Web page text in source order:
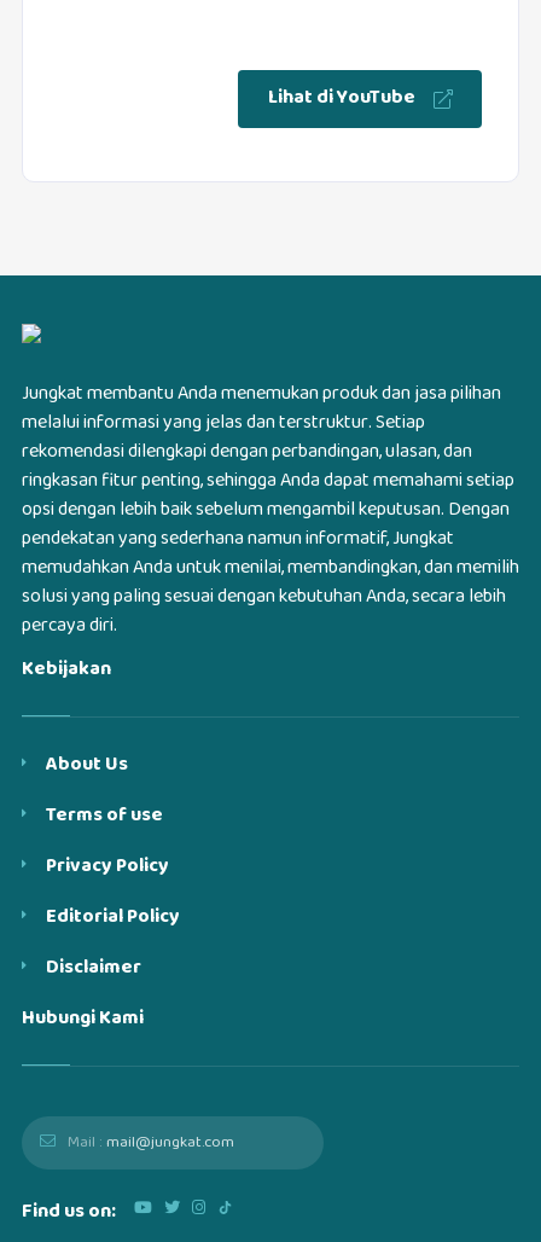
Lihat di YouTube
Jungkat membantu Anda menemukan produk dan jasa pilihan
melalui informasi yang jelas dan terstruktur. Setiap
rekomendasi dilengkapi dengan perbandingan, ulasan, dan
ringkasan fitur penting, sehingga Anda dapat memahami setiap
opsi dengan lebih baik sebelum mengambil keputusan. Dengan
pendekatan yang sederhana namun informatif, Jungkat
memudahkan Anda untuk menilai, membandingkan, dan memilih
solusi yang paling sesuai dengan kebutuhan Anda, secara lebih
percaya diri.
Kebijakan
About Us
Terms of use
Privacy Policy
Editorial Policy
Disclaimer
Hubungi Kami
Mail :mail@jungkat.com
Find us on: